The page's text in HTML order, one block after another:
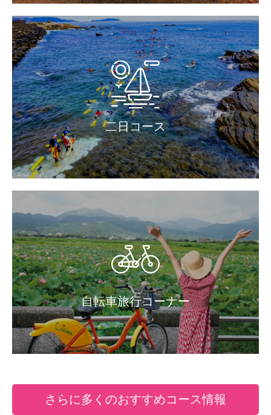
二日コース
自転車旅行コーナー
さらに多くのおすすめコース情報